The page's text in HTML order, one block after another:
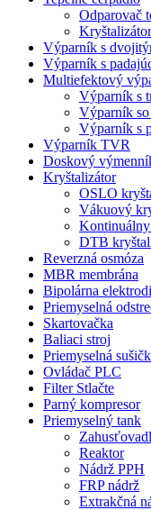
Odparovač
Výparník s
Výparník s
Multiefektový
Výparník s
Výparník so
Výparník s
Výparník TVR
Doskový
Kryštalizátor
OSLO
Vákuový
DTB
Reverzná osmóza
MBR membrána
Bipolárna
Priemyselná
Skartovačka
Baliaci stroj
Priemyselná
Ovládač PLC
Filter Stlačte
Parný kompresor
Priemyselný tank
Reaktor
Nádrž PPH
FRP nádrž
Extrakčná